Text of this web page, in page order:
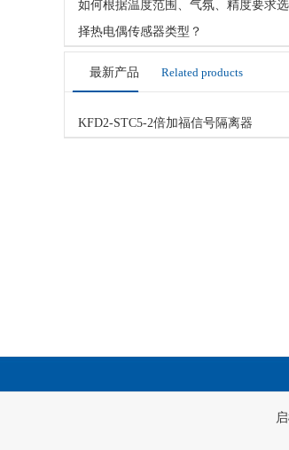
如何根据温度范围、气氛、精度要求选
择热电偶传感器类型？
最新产品 Related products
KFD2-STC5-2倍加福信号隔离器